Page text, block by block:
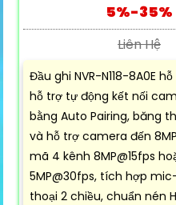
5%-35%
Liên Hệ
Đầu ghi NVR-N118-8A0E
hỗ trợ tự động kết nối
bằng Auto Pairing, băng
và hỗ trợ camera đến
mã 4 kênh 8MP@15fps
5MP@30fps, tích hợp
thoại 2 chiều, chuẩn nén